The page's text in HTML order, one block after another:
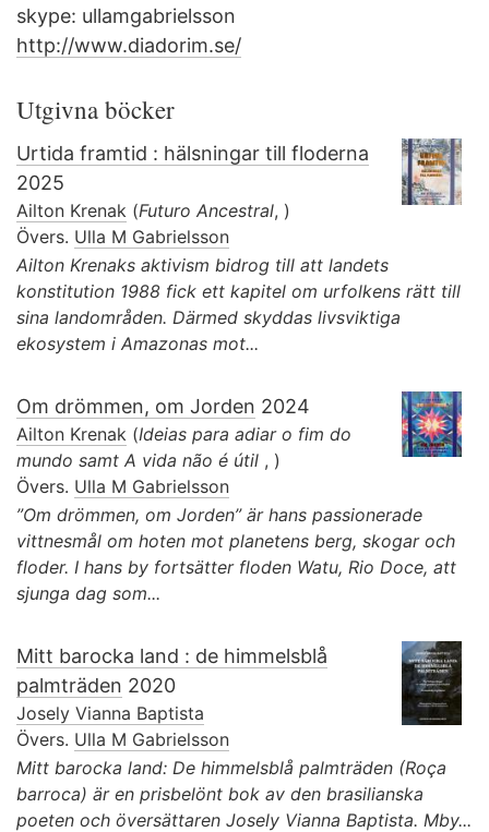
skype: ullamgabrielsson
http://www.diadorim.se/
Utgivna böcker
Urtida framtid : hälsningar till floderna
2025
Ailton Krenak (Futuro Ancestral, )
Övers. Ulla M Gabrielsson
Ailton Krenaks aktivism bidrog till att landets
konstitution 1988 fick ett kapitel om urfolkens rätt till
sina landområden. Därmed skyddas livsviktiga
ekosystem i Amazonas mot...
Om drömmen, om Jorden 2024
Ailton Krenak (Ideias para adiar o fim do
mundo samt A vida não é útil , )
Övers. Ulla M Gabrielsson
”Om drömmen, om Jorden” är hans passionerade
vittnesmål om hoten mot planetens berg, skogar och
floder. I hans by fortsätter floden Watu, Rio Doce, att
sjunga dag som...
Mitt barocka land : de himmelsblå
palmträden 2020
Josely Vianna Baptista
Övers. Ulla M Gabrielsson
Mitt barocka land: De himmelsblå palmträden (Roça
barroca) är en prisbelönt bok av den brasilianska
poeten och översättaren Josely Vianna Baptista. Mby...